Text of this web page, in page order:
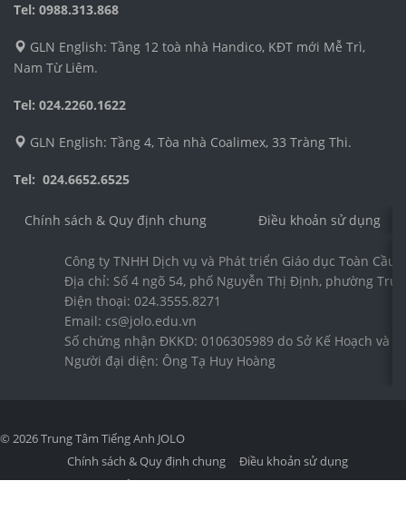
Tel: 0988.313.868
GLN English: Tầng 12 toà nhà Handico, KĐT mới Mễ Trì,
Nam Từ Liêm.
Tel: 024.2260.1622
GLN English: Tầng 4, Tòa nhà Coalimex, 33 Tràng Thi.
Tel: 024.6652.6525
Chính sách & Quy định chung Điều khoản sử dụng
Công ty TNHH Dịch vụ và Phát triển Giáo dục Toàn Cầu
Địa chỉ: Số 4 ngõ 54, phố Nguyễn Thị Định, phường
Điện thoại: 024.3555.8271
Email: cs@jolo.edu.vn
Số chứng nhận ĐKKD: 0106305989 do Sở Kế Hoạch và
Người đại diện: Ông Tạ Huy Hoàng
© 2026 Trung Tâm Tiếng Anh JOLO
Chính sách & Quy định chung
Điều khoản sử dụng
Chính sách bảo mật
Quy định & Hình thức thanh toán